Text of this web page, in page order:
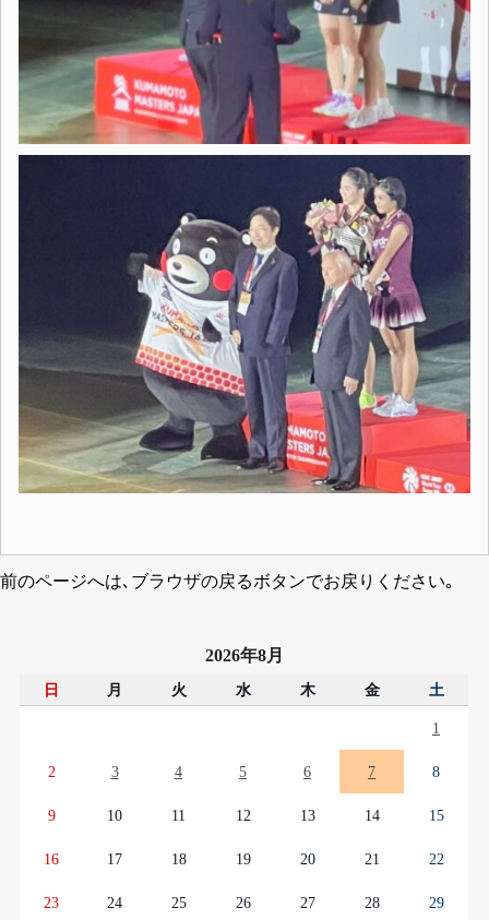
前のページへは､ブラウザの戻るボタンでお戻りください｡
2026年8月
日 月 火 水 木 金 土
1
2 3 4 5 6 7 8
9 10 11 12 13 14 15
16 17 18 19 20 21 22
23 24 25 26 27 28 29